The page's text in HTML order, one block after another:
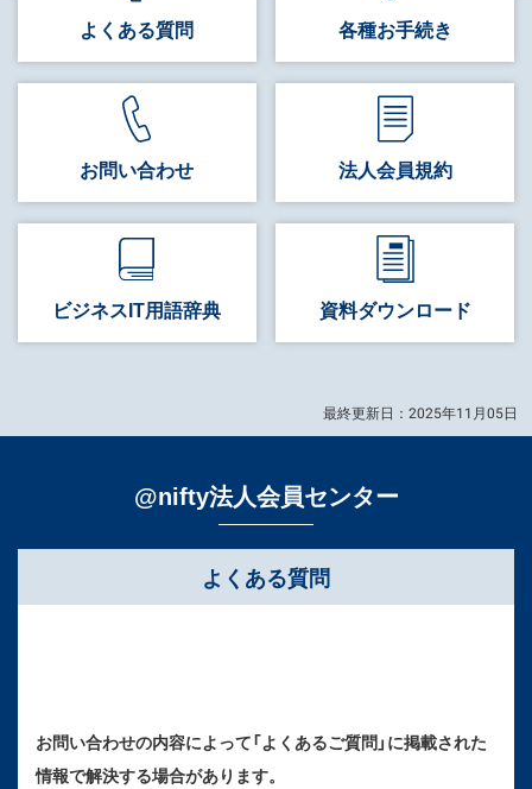
よくある質問 各種お手続き
お問い合わせ 法人会員規約
ビジネスIT用語辞典 資料ダウンロード
最終更新日：2025年11月05日
@nifty法人会員センター
よくある質問
お問い合わせの内容によって「よくあるご質問」に掲載された
情報で解決する場合があります。